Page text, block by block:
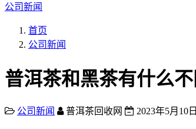
公司新闻
首页
公司新闻
普洱茶和黑茶有什么
公司新闻 普洱茶回收网 2023年5月10日